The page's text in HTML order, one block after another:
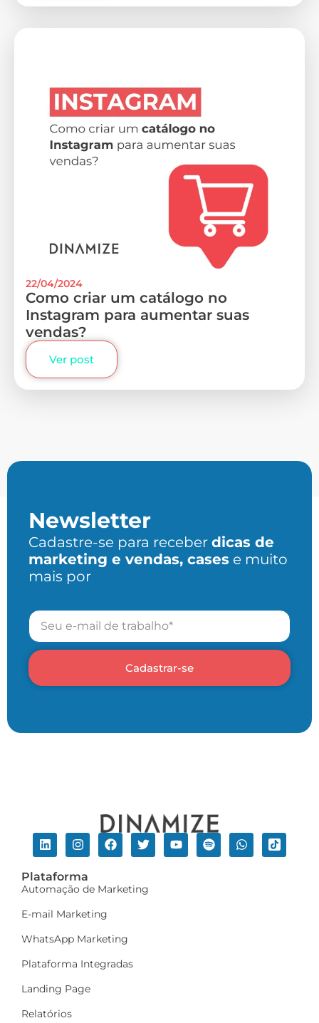
22/04/2024
Como criar um catálogo no
Instagram para aumentar suas
vendas?
Ver post
Newsletter
Cadastre-se para receber dicas de
marketing e vendas, cases e muito
mais por
Cadastrar-se
Plataforma
Automação de Marketing
E-mail Marketing
WhatsApp Marketing
Plataforma Integradas
Landing Page
Relatórios